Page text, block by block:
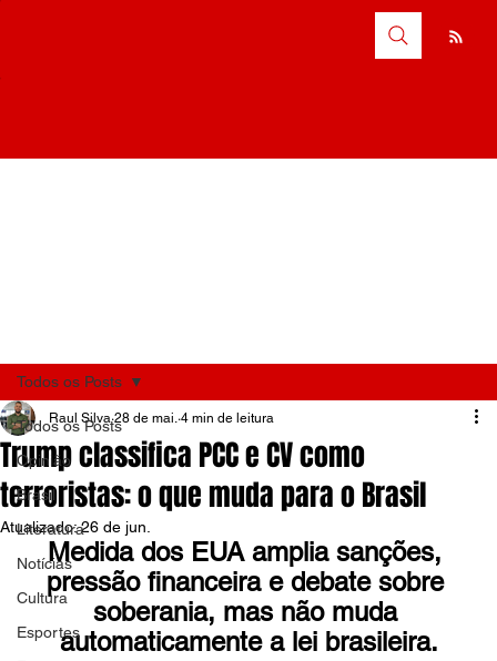
Todos os Posts
Opinião
Brasil
Literatura
Notícias
Cultura
Esportes
Todos os Posts
Trump classifica PCC e CV como
terroristas: o que muda para o Brasil
Raul Silva 28 de mai. 4 min de leitura
Atualizado:26 de jun.
Medida dos EUA amplia sanções,
pressão financeira e debate sobre
soberania, mas não muda
automaticamente a lei brasileira.